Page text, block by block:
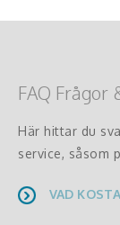
FAQ Frågor
Här hittar du
service, såsom
VAD